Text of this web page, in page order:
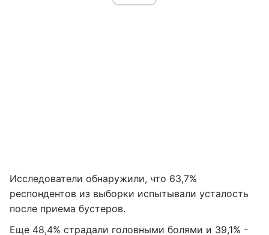
Исследователи обнаружили, что 63,7%
респондентов из выборки испытывали усталость
после приема бустеров.
Еще 48,4% страдали головными болями и 39,1% -